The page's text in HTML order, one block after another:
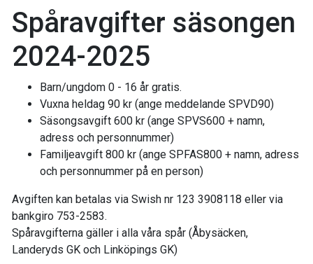
Spåravgifter säsongen
2024-2025
Barn/ungdom 0 - 16 år gratis.
Vuxna heldag 90 kr (ange meddelande SPVD90)
Säsongsavgift 600 kr (ange SPVS600 + namn,
adress och personnummer)
Familjeavgift 800 kr (ange SPFAS800 + namn, adress
och personnummer på en person)
Avgiften kan betalas via Swish nr 123 3908118 eller via
bankgiro 753-2583.
Spåravgifterna gäller i alla våra spår (Åbysäcken,
Landeryds GK och Linköpings GK)